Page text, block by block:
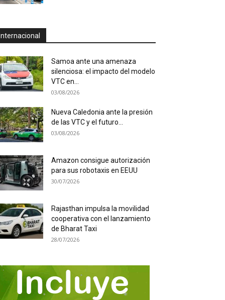
Samoa ante una amenaza
silenciosa: el impacto del modelo
VTC en...
03/08/2026
Nueva Caledonia ante la presión
de las VTC y el futuro...
03/08/2026
Amazon consigue autorización
para sus robotaxis en EEUU
30/07/2026
Rajasthan impulsa la movilidad
cooperativa con el lanzamiento
de Bharat Taxi
28/07/2026